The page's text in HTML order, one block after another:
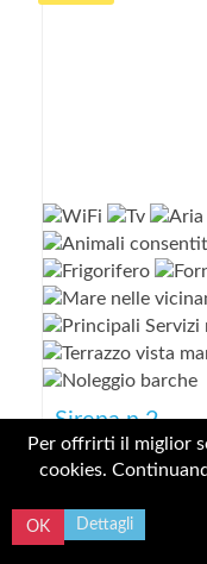
Sirena n.2
Monolocali
Offerta dal
Per offrirti il miglior
cookies.
OK Dettagli